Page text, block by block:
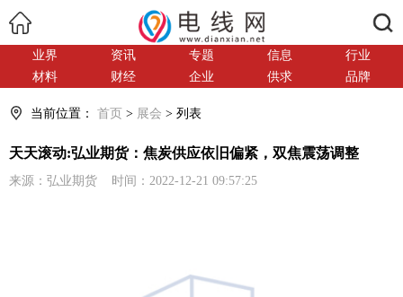
业界 资讯 专题 信息
行业
材料
财经 企业 供求 品牌
当前位置： 首页 > 展会 > 列表
天天滚动:弘业期货：焦炭供应依旧偏紧，双焦震荡调整
来源：弘业期货 时间：2022-12-21 09:57:25